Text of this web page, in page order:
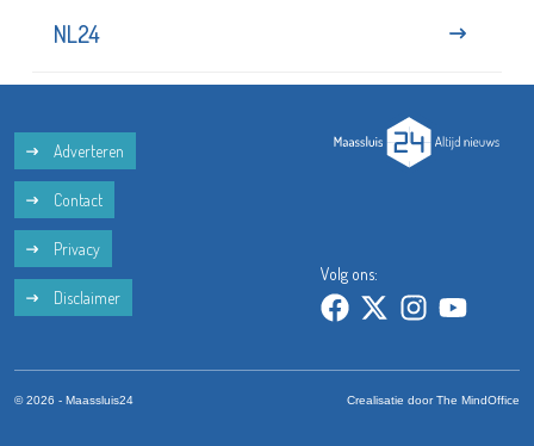
NL24
Adverteren
Contact
Privacy
Disclaimer
Volg ons:
© 2026 - Maassluis24 Crealisatie doorThe MindOffice